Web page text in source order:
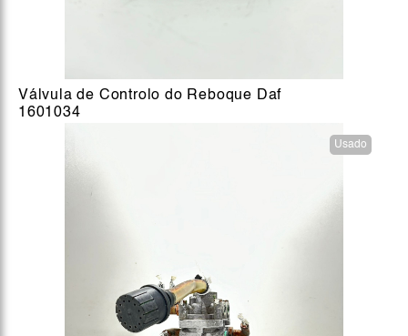
Válvula de Controlo do Reboque Daf
1601034
Usado